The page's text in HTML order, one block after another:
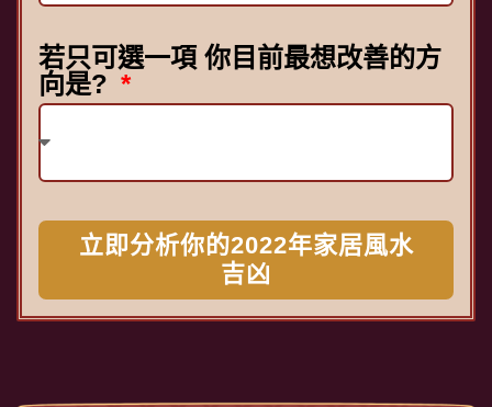
若只可選一項 你目前最想改善的方
向是?
立即分析你的2022年家居風水
吉凶